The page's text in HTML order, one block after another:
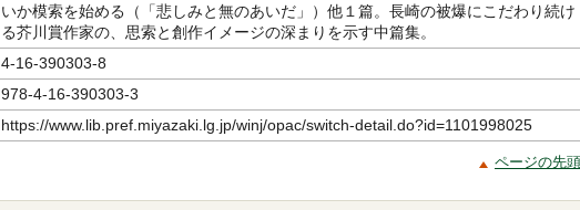
いか模索を始める（「悲しみと無のあいだ」）他１篇。長崎の被爆にこだわり続け
る芥川賞作家の、思索と創作イメージの深まりを示す中篇集。
4-16-390303-8
978-4-16-390303-3
https://www.lib.pref.miyazaki.lg.jp/winj/opac/switch-detail.do?id=1101998025
ページの先